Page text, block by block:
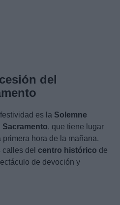
del
es la Solemne
Sacramento, que tiene lugar
primera hora de la mañana.
del centro histórico de
de devoción y